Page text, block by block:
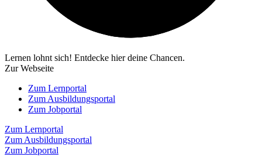
Lernen lohnt sich! Entdecke hier deine Chancen.
Zur Webseite
Zum Lernportal
Zum Ausbildungsportal
Zum Jobportal
Zum Lernportal
Zum Ausbildungsportal
Zum Jobportal